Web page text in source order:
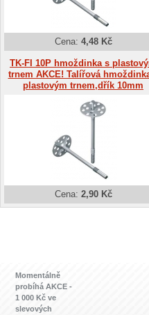
Cena: 4,48 Kč
TK-FI 10P hmoždinka s
trnem AKCE! Talířová
plastovým trnem,dřík 10mm
Cena: 2,90 Kč
Momentálně
probíhá AKCE -
1 000 Kč ve
slevových